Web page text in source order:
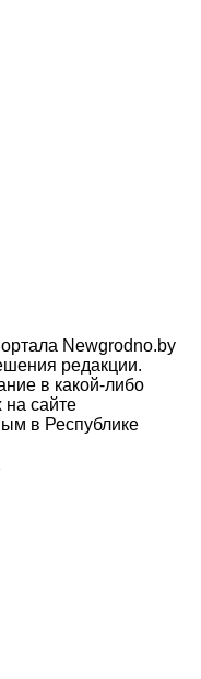
Newgrodno.by
редакции.
в какой-либо
сайте
в Республике